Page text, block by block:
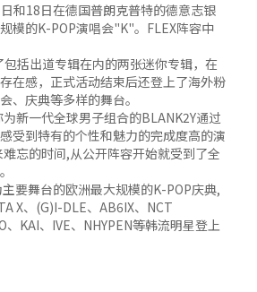
和18日在德国普朗克普特的德意志银
模的K-POP演唱会"K"。FLEX阵容中
包括出道专辑在内的两张迷你专辑，在
在感，正式活动结束后还登上了海外粉
、庆典等多样的舞台。
新一代全球男子组合的BLANK2Y通过
受到特有的个性和魅力的完成度高的演
忘的时间,从公开阵容开始就受到了全
要舞台的欧洲最大规模的K-POP庆典,
X、(G)I-DLE、AB6IX、NCT
、KAI、IVE、NHYPEN等韩流明星登上